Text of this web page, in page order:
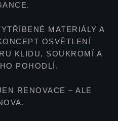
MATERIÁLY A
OSVĚTLENÍ
KLIDU, SOUKROMÍ A
POHODLÍ.
RENOVACE – ALE